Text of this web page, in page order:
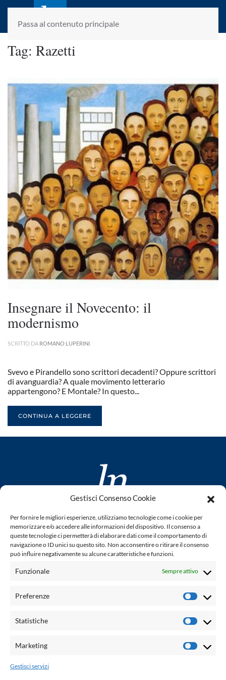
Gestisci Consenso Cookie
Per fornire le migliori esperienze, utilizziamo tecnologie come i cookie per
memorizzare e/o accedere alle informazioni del dispositivo. Il consenso a
queste tecnologie ci permetterà di elaborare dati come il comportamento di
navigazione o ID unici su questo sito. Non acconsentire o ritirare il consenso
può influire negativamente su alcune caratteristiche e funzioni.
Funzionale Sempre attivo
Preferenze
Statistiche
Marketing
Gestisci servizi
Passa al contenuto principale
laletteraturaenoi.it
fondato da Romano Luperini
Tag: Razetti
Insegnare il Novecento: il
modernismo
SCRITTO DA ROMANO LUPERINI
Svevo e Pirandello sono scrittori decadenti? Oppure scrittori
di avanguardia? A quale movimento letterario
appartengono? E Montale? In questo...
CONTINUA A LEGGERE
www.laletteraturaenoi.it
fondato da Romano Luperini
Questo blog non rappresenta una testata giornalistica in
quanto viene aggiornato senza alcuna periodicità. Non può
legge n° 62 del 7.03.2001. L'autore non è responsabile per
email: